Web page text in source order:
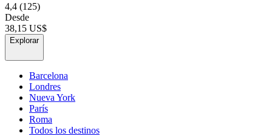
4,4 (125)
Desde
38,15 US$
Explorar
Barcelona
Londres
Nueva York
París
Roma
Todos los destinos